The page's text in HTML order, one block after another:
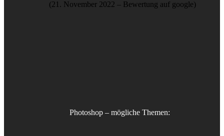
(21. November 2022 – Bewertung auf google)
Photoshop – mögliche Themen: